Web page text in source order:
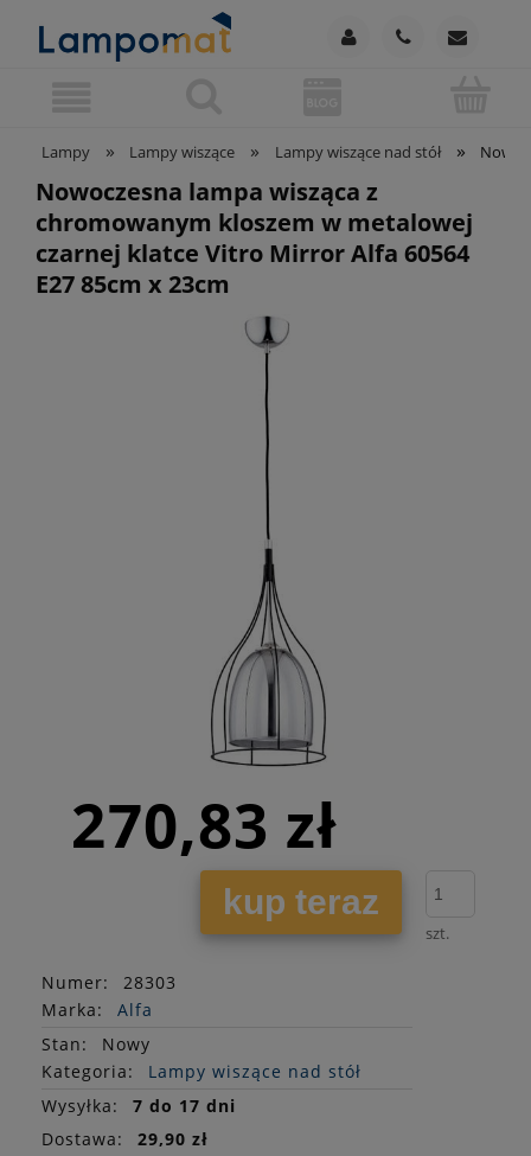
Lampy » Lampy wiszące » Lampy wiszące nad stół »
Nowoczesna lampa wisząca z
chromowanym kloszem w metalowej
czarnej klatce Vitro Mirror Alfa 60564
E27 85cm x 23cm
270,83 zł
kup teraz
szt.
Numer:
28303
Marka:
Alfa
Stan:
Nowy
Kategoria:
Lampy wiszące nad stół
Wysyłka:
7 do 17 dni
Dostawa:
29,90 zł